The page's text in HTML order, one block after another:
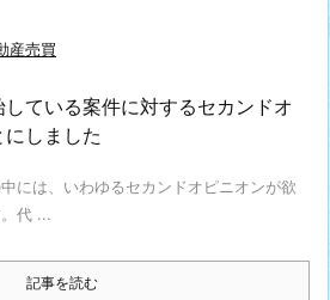
産売買
ている案件に対するセカンドオ
しました
には、いわゆるセカンドオピニオンが欲
代 ...
記事を読む